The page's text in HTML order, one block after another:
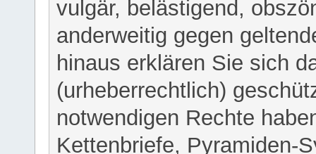
vulgär, belästigend,
anderweitig gegen
hinaus erklären Sie sich
(urheberrechtlich)
notwendigen Rechte
Kettenbriefe, Pyramiden-